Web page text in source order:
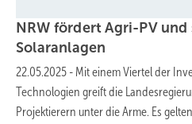
NRW fördert Agri-PV
Solaranlagen
22.05.2025 - Mit einem Viertel der
Technologien greift die
Projektierern unter die Arme. Es